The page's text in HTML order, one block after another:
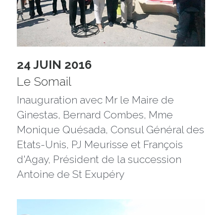
24 JUIN 2016
Le Somail
Inauguration avec Mr le Maire de
Ginestas, Bernard Combes, Mme
Monique Quésada, Consul Général des
Etats-Unis, PJ Meurisse et François
d'Agay, Président de la succession
Antoine de St Exupéry